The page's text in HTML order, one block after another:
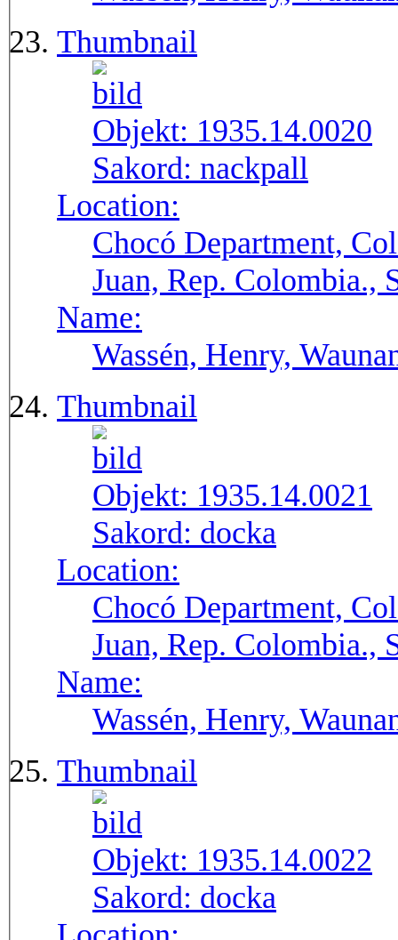
Thumbnail
Objekt: 1935.14.0020
Sakord: nackpall
Location:
Chocó Department,
Juan, Rep. Colombia.,
Name:
Wassén, Henry,
Thumbnail
Objekt: 1935.14.0021
Sakord: docka
Location:
Chocó Department,
Juan, Rep. Colombia.,
Name:
Wassén, Henry,
Thumbnail
Objekt: 1935.14.0022
Sakord: docka